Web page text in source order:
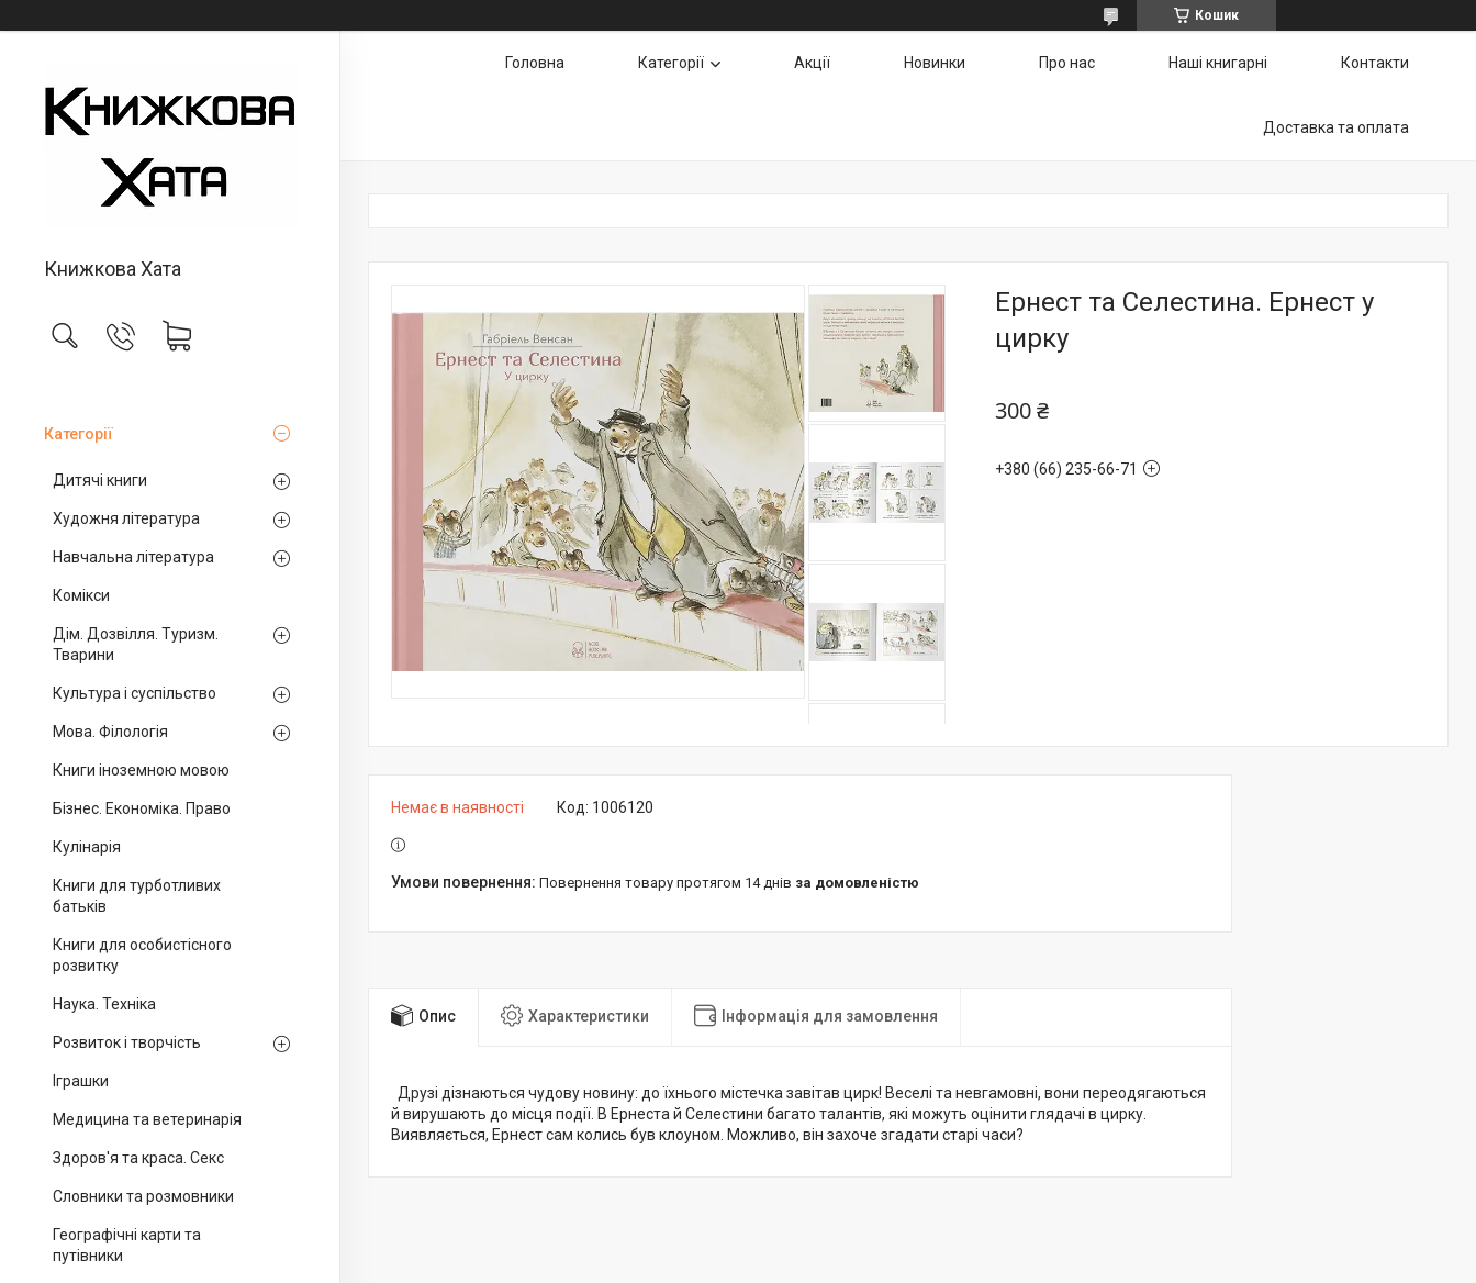
Кошик
Книжкова Хата
Категорії
Дитячі книги
Художня література
Навчальна література
Комікси
Дім. Дозвілля. Туризм.
Тварини
Культура і суспільство
Мова. Філологія
Книги іноземною мовою
Бізнес. Економіка. Право
Кулінарія
Книги для турботливих
батьків
Книги для особистісного
розвитку
Наука. Техніка
Розвиток і творчість
Іграшки
Медицина та ветеринарія
Здоров'я та краса. Секс
Словники та розмовники
Географічні карти та
путівники
Головна Категорії Акції Новинки Про нас Наші книгарні Контакти
Доставка та оплата
Ернест та Селестина. Ернест у
цирку
300 ₴
+380 (66) 235-66-71
Немає в наявності Код: 1006120
повернення товару протягом 14 днів за домовленістю
Опис Характеристики Інформація для замовлення
Друзі дізнаються чудову новину: до їхнього містечка завітав цирк! Веселі та невгамовні, вони переодягаються
й вирушають до місця події. В Ернеста й Селестини багато талантів, які можуть оцінити глядачі в цирку.
Виявляється, Ернест сам колись був клоуном. Можливо, він захоче згадати старі часи?